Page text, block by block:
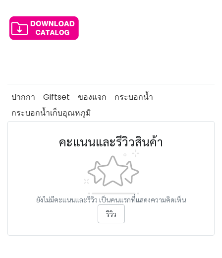
ปากกา Giftset ของแจก
กระบอกน้ำ
กระบอกน้ำเก็บอุณหภูมิ
คะแนนและรีวิวสินค้า
ยังไม่มีคะแนนและรีวิว เป็นคนแรกที่แสดงความคิดเห็น
รีวิว